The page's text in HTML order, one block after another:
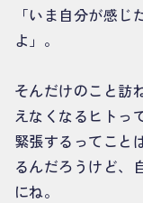
「いま自分が感
よ」。
そんだけのこと訪
えなくなるヒトっ
緊張するってこと
るんだろうけど、
にね。